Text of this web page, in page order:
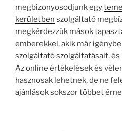
megbizonyosodjunk egy
kerületben szolgáltató
megkérdezzük mások
emberekkel, akik már
szolgáltató szolgáltatásait,
Az online értékelések és
hasznosak lehetnek, de ne
ajánlások sokszor többet